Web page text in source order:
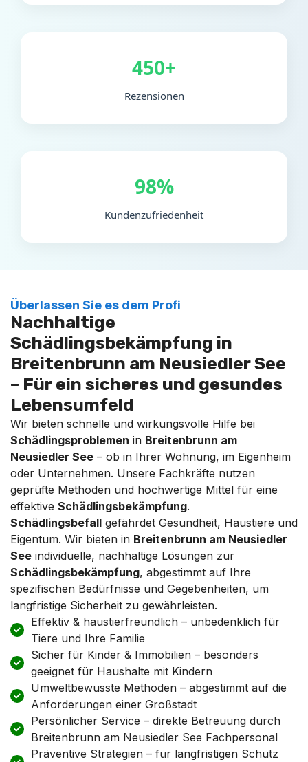
450+
Rezensionen
98%
Kundenzufriedenheit
Überlassen Sie es dem Profi
Nachhaltige
Schädlingsbekämpfung in
Breitenbrunn am Neusiedler See
– Für ein sicheres und gesundes
Lebensumfeld
Wir bieten schnelle und wirkungsvolle Hilfe bei
Schädlingsproblemen in Breitenbrunn am
Neusiedler See – ob in Ihrer Wohnung, im Eigenheim
oder Unternehmen. Unsere Fachkräfte nutzen
geprüfte Methoden und hochwertige Mittel für eine
effektive Schädlingsbekämpfung.
Schädlingsbefall gefährdet Gesundheit, Haustiere und
Eigentum. Wir bieten in Breitenbrunn am Neusiedler
See individuelle, nachhaltige Lösungen zur
Schädlingsbekämpfung, abgestimmt auf Ihre
spezifischen Bedürfnisse und Gegebenheiten, um
langfristige Sicherheit zu gewährleisten.
Effektiv & haustierfreundlich – unbedenklich für
Tiere und Ihre Familie
Sicher für Kinder & Immobilien – besonders
geeignet für Haushalte mit Kindern
Umweltbewusste Methoden – abgestimmt auf die
Anforderungen einer Großstadt
Persönlicher Service – direkte Betreuung durch
Breitenbrunn am Neusiedler See Fachpersonal
Präventive Strategien – für langfristigen Schutz